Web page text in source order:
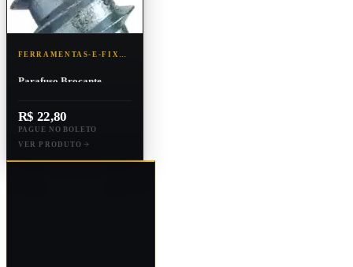
FERRAMENTAS-E-FIXACAO
Parafuso Brocante
Embalagem Com 1
Unidade Ce
R$ 22,80
PAGUE NO BOLETO
VER PRODUTO